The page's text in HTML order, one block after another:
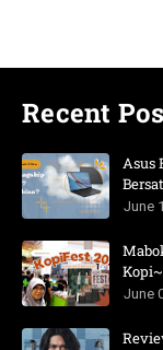
Recent
Asus
June
Kopi~
June